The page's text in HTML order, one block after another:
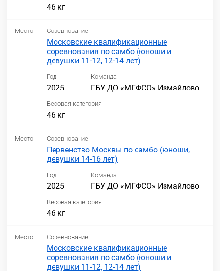
46 кг
Место Соревнование
Московские квалификационные
соревнования по самбо (юноши и
девушки 11-12, 12-14 лет)
Год
2025
Команда
ГБУ ДО «МГФСО» Измайлово
Весовая категория
46 кг
Место Соревнование
Первенство Москвы по самбо (юноши,
девушки 14-16 лет)
Год
2025
Команда
ГБУ ДО «МГФСО» Измайлово
Весовая категория
46 кг
Место Соревнование
Московские квалификационные
соревнования по самбо (юноши и
девушки 11-12, 12-14 лет)